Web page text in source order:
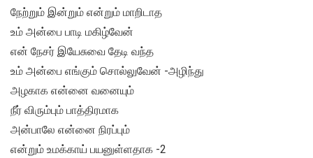
நேற்றும் இன்றும் என்றும் மாறிடாத
உம் அன்பை பாடி மகிழ்வேன்
என் நேசர் இயேசுவை தேடி வந்த
உம் அன்பை எங்கும் சொல்லுவேன் -அழிந்து
அழகாக என்னை வனையும்
நீர் விரும்பும் பாத்திரமாக
அன்பாலே என்னை நிரப்பும்
என்றும் உமக்காய் பயனுள்ளதாக -2